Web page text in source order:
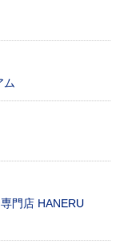
ム
門店 HANERU